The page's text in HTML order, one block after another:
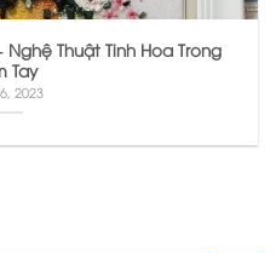
Thuật Tinh Hoa Trong
Tay
2023